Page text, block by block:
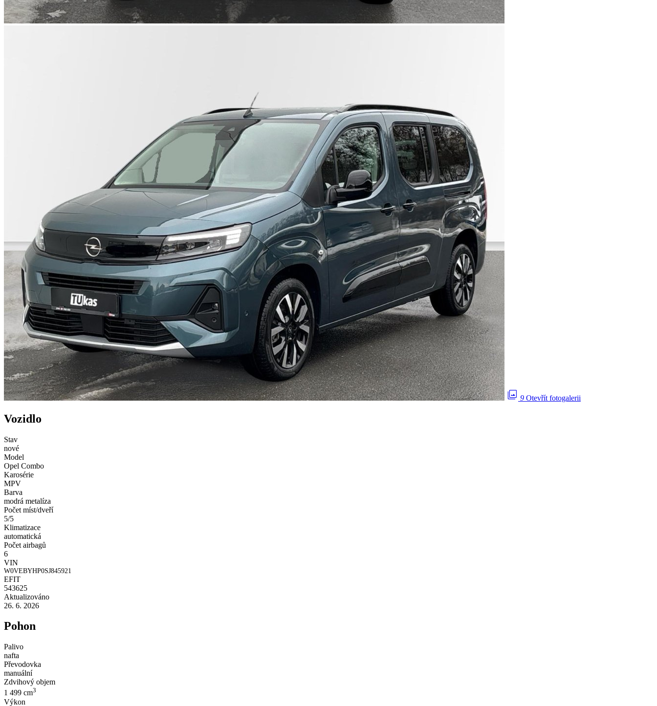
photo_library 9 Otevřít fotogalerii
Vozidlo
Stav
nové
Model
Opel Combo
Karosérie
MPV
Barva
modrá metalíza
Počet míst/dveří
5/5
Klimatizace
automatická
Počet airbagů
6
VIN
W0VEBYHP0SJ845921
EFIT
543625
Aktualizováno
26. 6. 2026
Pohon
Palivo
nafta
Převodovka
manuální
Zdvihový objem
1 499 cm3
Výkon